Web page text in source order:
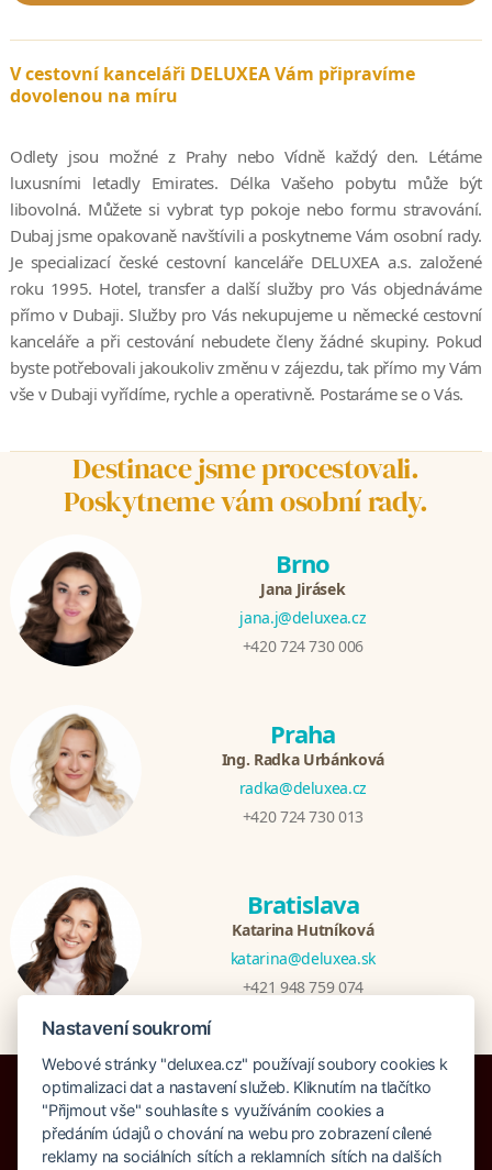
V cestovní kanceláři DELUXEA Vám připravíme
dovolenou na míru
Odlety jsou možné z Prahy nebo Vídně každý den. Létáme
luxusními letadly Emirates. Délka Vašeho pobytu může být
libovolná. Můžete si vybrat typ pokoje nebo formu stravování.
Dubaj jsme opakovaně navštívili a poskytneme Vám osobní rady.
Je specializací české cestovní kanceláře DELUXEA a.s. založené
roku 1995. Hotel, transfer a další služby pro Vás objednáváme
přímo v Dubaji. Služby pro Vás nekupujeme u německé cestovní
kanceláře a při cestování nebudete členy žádné skupiny. Pokud
byste potřebovali jakoukoliv změnu v zájezdu, tak přímo my Vám
vše v Dubaji vyřídíme, rychle a operativně. Postaráme se o Vás.
Destinace jsme procestovali.
Poskytneme vám osobní rady.
Brno
Jana Jirásek
jana.j@deluxea.cz
+420 724 730 006
Praha
Ing. Radka Urbánková
radka@deluxea.cz
+420 724 730 013
Bratislava
Katarina Hutníková
katarina@deluxea.sk
+421 948 759 074
Pojištění proti úpadku 125 000 000 Kč
Nastavení soukromí
Webové stránky "deluxea.cz" používají soubory cookies k
optimalizaci dat a nastavení služeb. Kliknutím na tlačítko
"Přijmout vše" souhlasíte s využíváním cookies a
předáním údajů o chování na webu pro zobrazení cílené
reklamy na sociálních sítích a reklamních sítích na dalších